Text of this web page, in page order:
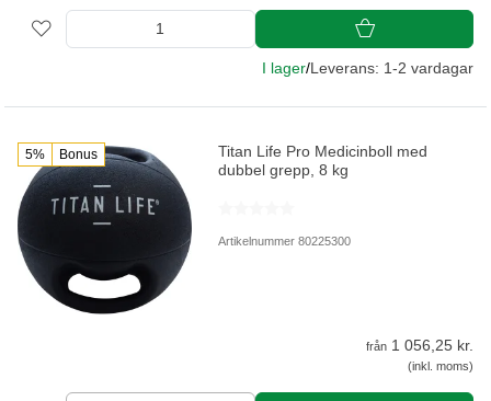
I lager/Leverans: 1-2 vardagar
5% Bonus
Titan Life Pro Medicinboll med
dubbel grepp, 8 kg
Artikelnummer 80225300
från 1 056,25 kr.
(inkl. moms)